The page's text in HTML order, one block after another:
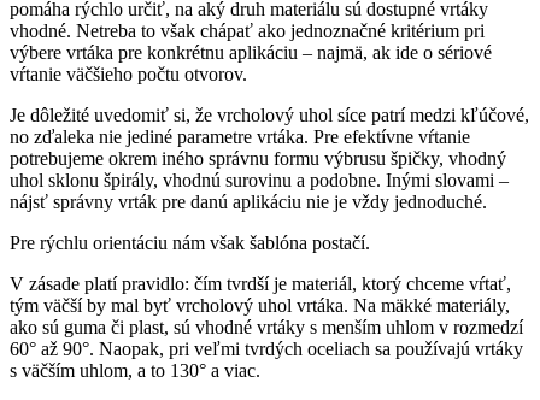
pomáha rýchlo určiť, na aký druh materiálu sú dostupné vrtáky
vhodné. Netreba to však chápať ako jednoznačné kritérium pri
výbere vrtáka pre konkrétnu aplikáciu – najmä, ak ide o sériové
vŕtanie väčšieho počtu otvorov.
Je dôležité uvedomiť si, že vrcholový uhol síce patrí medzi kľúčové,
no zďaleka nie jediné parametre vrtáka. Pre efektívne vŕtanie
potrebujeme okrem iného správnu formu výbrusu špičky, vhodný
uhol sklonu špirály, vhodnú surovinu a podobne. Inými slovami –
nájsť správny vrták pre danú aplikáciu nie je vždy jednoduché.
Pre rýchlu orientáciu nám však šablóna postačí.
V zásade platí pravidlo: čím tvrdší je materiál, ktorý chceme vŕtať,
tým väčší by mal byť vrcholový uhol vrtáka. Na mäkké materiály,
ako sú guma či plast, sú vhodné vrtáky s menším uhlom v rozmedzí
60° až 90°. Naopak, pri veľmi tvrdých oceliach sa používajú vrtáky
s väčším uhlom, a to 130° a viac.